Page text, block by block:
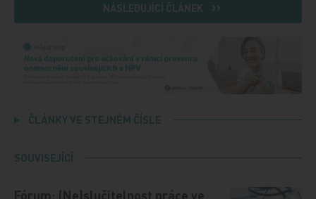
NÁSLEDUJÍCÍ ČLÁNEK
ČLÁNKY VE STEJNÉM ČÍSLE
SOUVISEJÍCÍ
Fórum: (Ne)slučitelnost práce ve